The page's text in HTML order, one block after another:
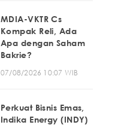
MDIA-VKTR Cs
Kompak Reli, Ada
Apa dengan Saham
Bakrie?
07/08/2026 10:07 WIB
Perkuat Bisnis Emas,
Indika Energy (INDY)